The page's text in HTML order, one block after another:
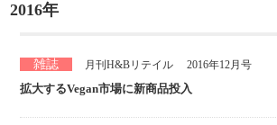
2016年
雑誌 月刊H&Bリテイル 2016年12月号
拡大するVegan市場に新商品投入